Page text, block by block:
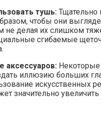
тушь: Тщательно
чтобы они
не делая их слишком
сгибаемые
аксессуаров: Некоторые
иллюзию больших
искусственных
значительно